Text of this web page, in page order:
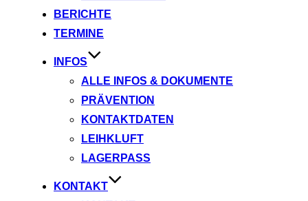
BERICHTE
TERMINE
INFOS
ALLE INFOS & DOKUMENTE
PRÄVENTION
KONTAKTDATEN
LEIHKLUFT
LAGERPASS
KONTAKT